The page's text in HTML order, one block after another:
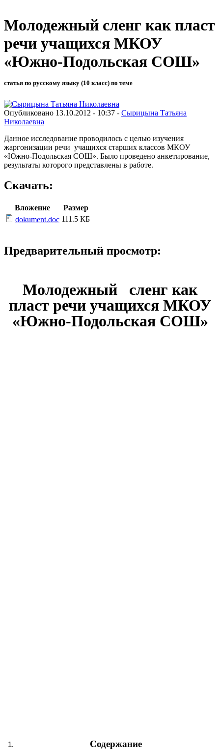
Молодежный сленг как пласт
речи учащихся МКОУ
«Южно-Подольская СОШ»
статья по русскому языку (10 класс) по теме
Опубликовано 13.10.2012 - 10:37 - Сырицына Татьяна
Николаевна
Данное исследование проводилось с целью изучения
жаргонизации речи учащихся старших классов МКОУ
«Южно-Подольская СОШ». Было проведено анкетирование,
результаты которого представлены в работе.
Скачать:
Вложение
Размер
dokument.doc 111.5 КБ
Предварительный просмотр:
Молодежный сленг как
пласт речи учащихся МКОУ
«Южно-Подольская СОШ»
Содержание